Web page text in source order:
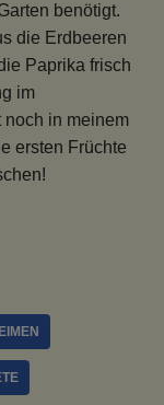
benötigt.
die Erdbeeren
Paprika frisch
im
noch in meinem
ersten Früchte